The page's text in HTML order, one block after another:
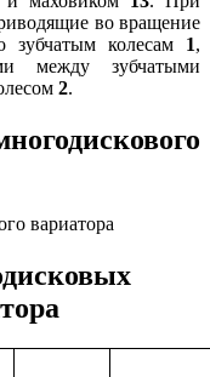
во вращение
зубчатым колесам 1,
между зубчатыми
2.